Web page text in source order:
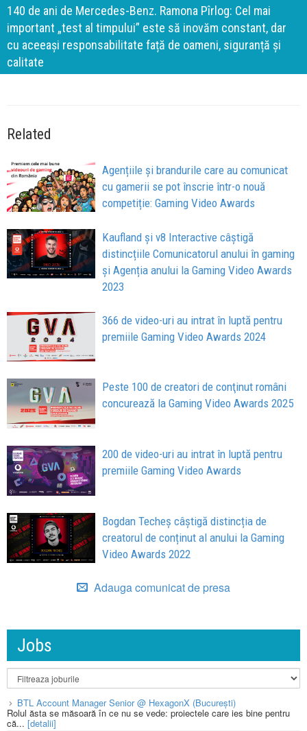
140 de ani de Mercedes-Benz. Ramona Pîrlog: Cel mai
important „test al timpului” este să inovăm constant, dar
cu aceeași responsabilitate față de oameni, siguranță și
calitate
Related
Agențiile și brandurile care au comunicat
cu gamerii se pot înscrie într-o nouă
competiție: Gaming Video Awards
Kaufland și v8 Interactive câștigă
distincțiile Comunicatorul anului în gaming
și Agenția anului la Gaming Video Awards
2023
366 de video-uri au intrat în luptă pentru
premiile Gaming Video Awards 2024
Peste 100 de creatori de conţinut români
concurează la Gaming Video Awards 2025
200 de video-uri au intrat în luptă pentru
premiile Gaming Video Awards
Bogdan Techeș câștigă distincția de
creatorul de conținut al anului la Gaming
Video Awards 2022
Adauga comunicat de presa
Jobs
BTL Account Manager Senior @ HexagonX (București)
Rolul ăsta se măsoară în ce nu se vede: proiectele care ies bine pentru
că... [detalii]